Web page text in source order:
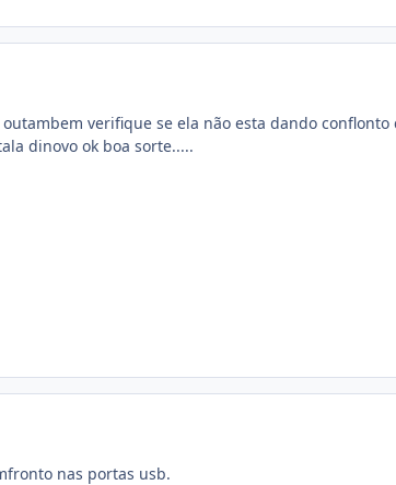
verifique se ela não esta dando conflonto
dinovo ok boa sorte.....
nas portas usb.